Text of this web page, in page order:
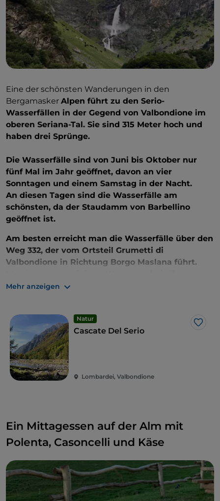
Eine der schönsten Wanderungen in den
Bergamasker Alpen führt zu den Serio-
Wasserfällen in der Gegend von Valbondione im
oberen Seriana-Tal. Sie sind 315 Meter hoch und
haben drei Sprünge.
Die Wasserfälle sind von Juni bis Oktober nur
fünf Mal im Jahr geöffnet, davon an vier
Sonntagen und einem Samstag in der Nacht.
An diesen Tagen sind die Wasserfälle am
schönsten, da der Staudamm von Barbellino
geöffnet ist.
Am besten erreicht man die Wasserfälle über den
Weg 332, der vom Ortsteil Grumetti di
Valbondione in Richtung Borgo Maslana führt.
die Brücke Ponte Piccinella und erreicht
mittelschwer und dauert ca. 1,5 Stunden.
Mehr anzeigen
Natur
Like
Cascate Del Serio
Lombardei, Valbondione
Ein Mittagessen auf der Alm mit
Polenta, Casoncelli und Käse